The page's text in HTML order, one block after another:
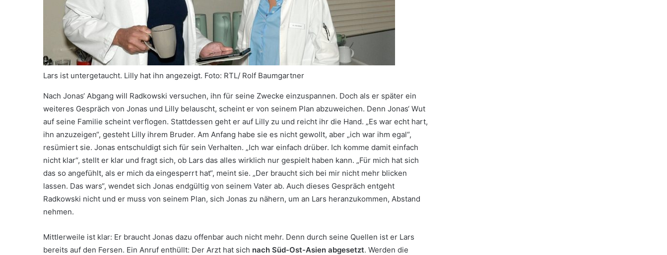
Lars ist untergetaucht. Lilly hat ihn angezeigt. Foto: RTL/ Rolf Baumgartner
Nach Jonas‘ Abgang will Radkowski versuchen, ihn für seine Zwecke einzuspannen. Doch als er später ein
weiteres Gespräch von Jonas und Lilly belauscht, scheint er von seinem Plan abzuweichen. Denn Jonas‘ Wut
auf seine Familie scheint verflogen. Stattdessen geht er auf Lilly zu und reicht ihr die Hand. „Es war echt hart,
ihn anzuzeigen“, gesteht Lilly ihrem Bruder. Am Anfang habe sie es nicht gewollt, aber „ich war ihm egal“,
resümiert sie. Jonas entschuldigt sich für sein Verhalten. „Ich war einfach drüber. Ich komme damit einfach
nicht klar“, stellt er klar und fragt sich, ob Lars das alles wirklich nur gespielt haben kann. „Für mich hat sich
das so angefühlt, als er mich da eingesperrt hat“, meint sie. „Der braucht sich bei mir nicht mehr blicken
lassen. Das wars“, wendet sich Jonas endgültig von seinem Vater ab. Auch dieses Gespräch entgeht
Radkowski nicht und er muss von seinem Plan, sich Jonas zu nähern, um an Lars heranzukommen, Abstand
nehmen.
Mittlerweile ist klar: Er braucht Jonas dazu offenbar auch nicht mehr. Denn durch seine Quellen ist er Lars
bereits auf den Fersen. Ein Anruf enthüllt: Der Arzt hat sich nach Süd-Ost-Asien abgesetzt. Werden die